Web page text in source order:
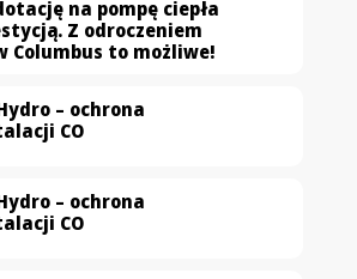
na pompę ciepła
Z odroczeniem
Columbus to możliwe!
– ochrona
CO
– ochrona
CO